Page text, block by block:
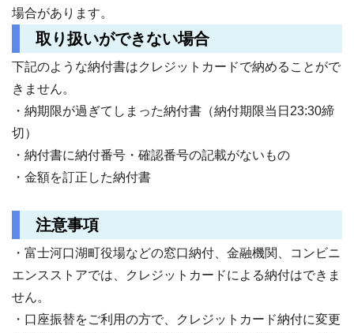
場合があります。
取り扱いができない場合
下記のような納付書はクレジットカードで納めることがで
きません。
・納期限が過ぎてしまった納付書（納付期限当日23:30締
切）
・納付書に納付番号・確認番号の記載がないもの
・金額を訂正した納付書
注意事項
・富士河口湖町役場などの窓口納付、金融機関、コンビニ
エンスストアでは、クレジットカードによる納付はできま
せん。
・口座振替をご利用の方で、クレジットカード納付に変更